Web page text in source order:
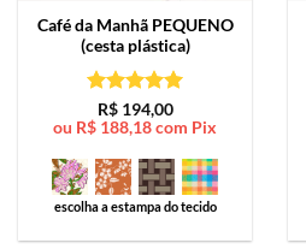
Café da Manhã PEQUENO
(cesta plástica)
Avaliação5
de 5
R$194,00
ou R$ 188,18com Pix
escolha a estampa do tecido